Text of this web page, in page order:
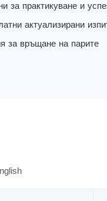
за практикуване и
актуализирани
за връщане на парите